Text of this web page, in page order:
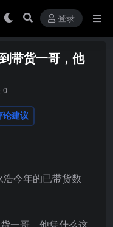
登录
带货一哥，他
0
论建议
今年的已带货数